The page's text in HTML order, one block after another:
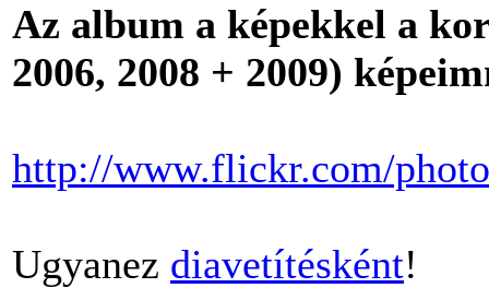
Az album a képekkel a
2006, 2008 + 2009)
http://www.flickr.com/
Ugyanez diavetítésként!